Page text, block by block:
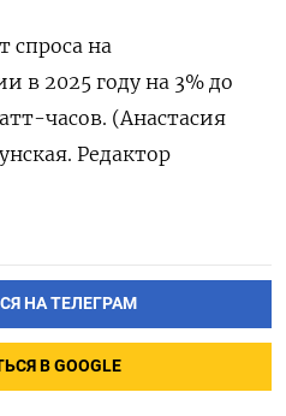
спроса на
в 2025 году на 3% до
часов. (Анастасия
Редактор
НА ТЕЛЕГРАМ
В GOOGLE